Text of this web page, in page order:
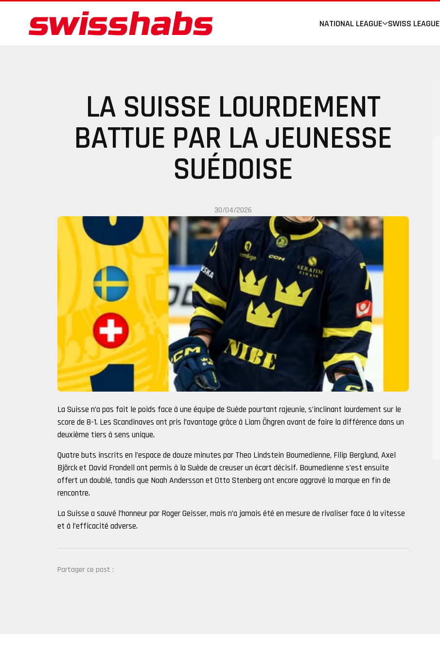
NATIONAL LEAGUE SWISS LEAGUE
LA SUISSE LOURDEMENT
BATTUE PAR LA JEUNESSE
SUÉDOISE
30/04/2026
La Suisse n’a pas fait le poids face à une équipe de Suède pourtant rajeunie, s’inclinant lourdement sur le
score de 8-1. Les Scandinaves ont pris l’avantage grâce à Liam Öhgren avant de faire la différence dans un
deuxième tiers à sens unique.
Quatre buts inscrits en l’espace de douze minutes par Theo Lindstein Boumedienne, Filip Berglund, Axel
Björck et David Frondell ont permis à la Suède de creuser un écart décisif. Boumedienne s’est ensuite
offert un doublé, tandis que Noah Andersson et Otto Stenberg ont encore aggravé la marque en fin de
rencontre.
La Suisse a sauvé l’honneur par Roger Geisser, mais n’a jamais été en mesure de rivaliser face à la vitesse
et à l’efficacité adverse.
Partager ce post :